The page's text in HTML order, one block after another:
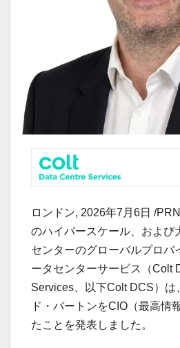
ロンドン, 2026年7月6日 /
のハイパースケール、および
センターのグローバルプロバ
ータセンターサービス（Colt
Services、以下Colt DCS）は
ド・バートンをCIO（最高情
たことを発表しました。